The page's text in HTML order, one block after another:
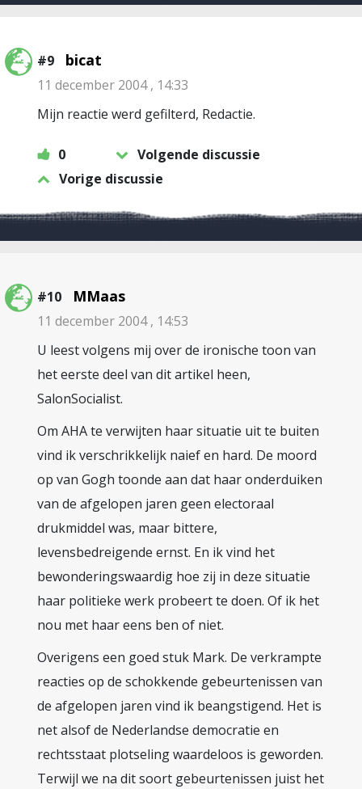
#9 bicat
11 december 2004 , 14:33
Mijn reactie werd gefilterd, Redactie.
0
Volgende discussie
Vorige discussie
#10 MMaas
11 december 2004 , 14:53
U leest volgens mij over de ironische toon van
het eerste deel van dit artikel heen,
SalonSocialist.
Om AHA te verwijten haar situatie uit te buiten
vind ik verschrikkelijk naief en hard. De moord
op van Gogh toonde aan dat haar onderduiken
van de afgelopen jaren geen electoraal
drukmiddel was, maar bittere,
levensbedreigende ernst. En ik vind het
bewonderingswaardig hoe zij in deze situatie
haar politieke werk probeert te doen. Of ik het
nou met haar eens ben of niet.
Overigens een goed stuk Mark. De verkrampte
reacties op de schokkende gebeurtenissen van
de afgelopen jaren vind ik beangstigend. Het is
net alsof de Nederlandse democratie en
rechtsstaat plotseling waardeloos is geworden.
Terwijl we na dit soort gebeurtenissen juist het